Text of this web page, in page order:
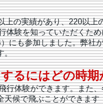
上の実績があり、220以
体験を知っていただくた
にも参加しました。弊社
。
るにはどの時
行体験ができます。また
天候で飛ぶことができま